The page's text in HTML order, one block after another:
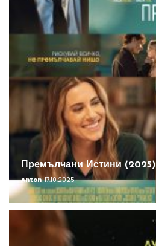
Премълчани Истини (2025)
Anton 17.10.2025